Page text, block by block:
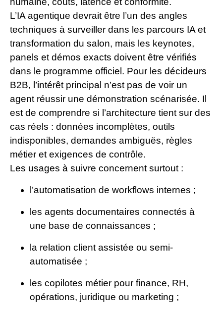
L’IA agentique devrait être l’un des angles
techniques à surveiller dans les parcours IA et
transformation du salon, mais les keynotes,
panels et démos exacts doivent être vérifiés
dans le programme officiel. Pour les décideurs
B2B, l’intérêt principal n’est pas de voir un
agent réussir une démonstration scénarisée. Il
est de comprendre si l’architecture tient sur des
cas réels : données incomplètes, outils
indisponibles, demandes ambiguës, règles
métier et exigences de contrôle.
Les usages à suivre concernent surtout :
l’automatisation de workflows internes ;
les agents documentaires connectés à
une base de connaissances ;
la relation client assistée ou semi-
automatisée ;
les copilotes métier pour finance, RH,
opérations, juridique ou marketing ;